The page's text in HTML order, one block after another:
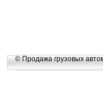
© Продажа грузовых